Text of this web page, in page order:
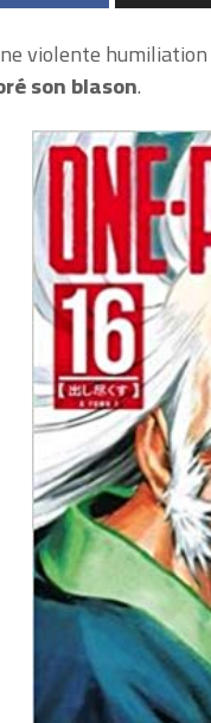
violente
son blason.